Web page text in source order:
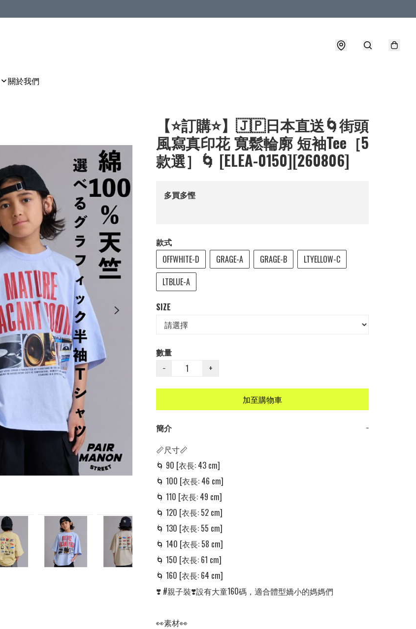
關於我們
【⭐訂購⭐】🇯🇵日本直送🌀街頭
風寫真印花 寬鬆輪廓 短袖Tee［5
款選］🌀 [ELEA-0150][260806]
多買多慳
款式
OFFWHITE-D
GRAGE-A GRAGE-B
LTYELLOW-C
LTBLUE-A
SIZE
數量
−
+
加至購物車
簡介
−
📏尺寸📏
🌀 90 [衣長: 43 cm]
🌀 100 [衣長: 46 cm]
🌀 110 [衣長: 49 cm]
🌀 120 [衣長: 52 cm]
🌀 130 [衣長: 55 cm]
🌀 140 [衣長: 58 cm]
🌀 150 [衣長: 61 cm]
🌀 160 [衣長: 64 cm]
❣️ #親子裝❣️設有大童160碼，適合體型嬌小的媽媽們
👀素材👀